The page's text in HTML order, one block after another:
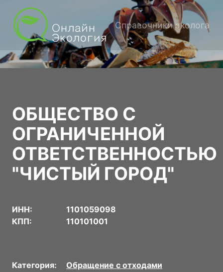
Справочники эколога
ОБЩЕСТВО С
ОГРАНИЧЕННОЙ
ОТВЕТСТВЕННОСТЬЮ
"ЧИСТЫЙ ГОРОД"
ИНН:
1101059098
КПП:
110101001
Категория:
Обращение с отходами